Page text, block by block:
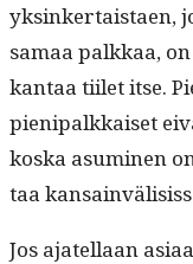
yksinker­tais­taen,
samaa palkkaa,
kan­taa tiilet itse.
pieni­palkkaiset
kos­ka asum­i­nen
taa
Jos ajatel­laan